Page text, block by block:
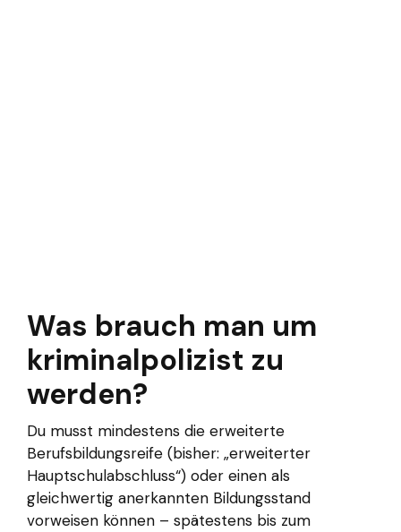
Was brauch man um
kriminalpolizist zu
werden?
Du musst mindestens die erweiterte
Berufsbildungsreife (bisher: „erweiterter
Hauptschulabschluss“) oder einen als
gleichwertig anerkannten Bildungsstand
vorweisen können – spätestens bis zum